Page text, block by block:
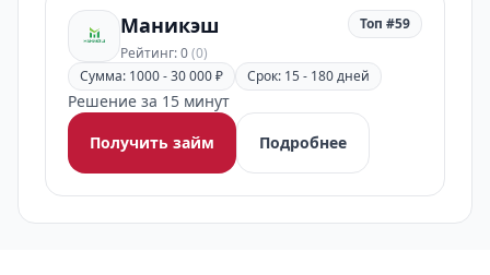
Маникэш
Рейтинг: 0(0)
Топ #59
Сумма: 1000 - 30 000 ₽ Срок: 15 - 180 дней
Решение за 15 минут
Получить займ
Подробнее